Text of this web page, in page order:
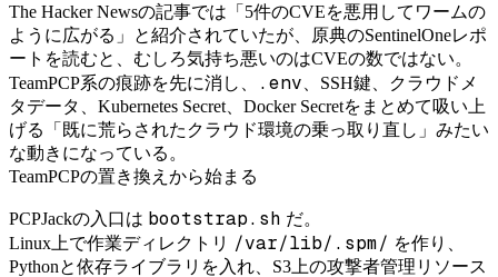
The Hacker Newsの記事では「5件のCVEを悪用してワームの
ように広がる」と紹介されていたが、原典のSentinelOneレポ
ートを読むと、むしろ気持ち悪いのはCVEの数ではない。
TeamPCP系の痕跡を先に消し、
.env 、SSH鍵、クラウドメ
タデータ、Kubernetes Secret、Docker Secretをまとめて吸い上
げる「既に荒らされたクラウド環境の乗っ取り直し」みたい
な動きになっている。
TeamPCPの置き換えから始まる
PCPJackの入口は bootstrap.sh だ。
Linux上で作業ディレクトリ /var/lib/.spm/ を作り、
Pythonと依存ライブラリを入れ、S3上の攻撃者管理リソース